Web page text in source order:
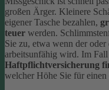
großen Ärger. Kleinere
eigener Tasche bezahlen,
teuer werden.
Sie zu, etwa wenn der
arbeitsunfähig wird. Im
Haftpflichtversicherung
welcher Höhe Sie für einen